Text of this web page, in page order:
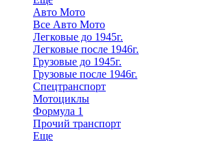
Авто Мото
Все Авто Мото
Легковые до 1945г.
Легковые после 1946г.
Грузовые до 1945г.
Грузовые после 1946г.
Спецтранспорт
Мотоциклы
Формула 1
Прочий транспорт
Еще